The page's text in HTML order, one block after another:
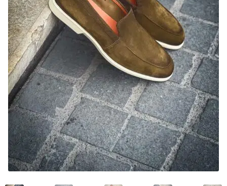
Mon compte
Nos marques
Andrea Ventura
Bontoni Chaussures
Carlos Santos Chaussures
Carmina
Crockett and Jones